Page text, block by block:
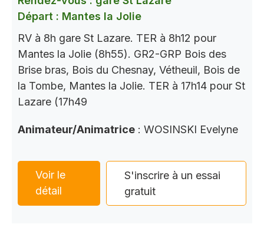
Départ : Mantes la Jolie
RV à 8h gare St Lazare. TER à 8h12 pour
Mantes la Jolie (8h55). GR2-GRP Bois des
Brise bras, Bois du Chesnay, Vétheuil, Bois de
la Tombe, Mantes la Jolie. TER à 17h14 pour St
Lazare (17h49
Animateur/Animatrice : WOSINSKI Evelyne
Voir le
détail
S'inscrire à un essai
gratuit